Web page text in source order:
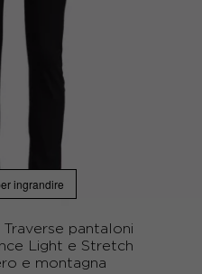
ingrandire
pantaloni
Light e Stretch
e montagna